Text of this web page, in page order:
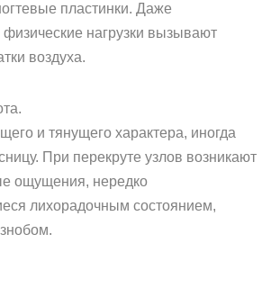
пластинки. Даже
нагрузки вызывают
воздуха.
и тянущего характера, иногда
При перекруте узлов возникают
ощущения, нередко
лихорадочным состоянием,